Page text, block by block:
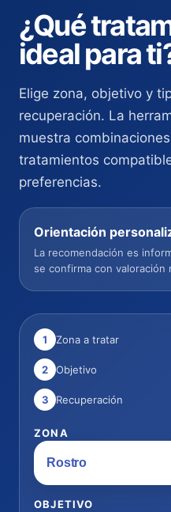
¿Qué
ideal para
Elige zona, objetivo y
recuperación. La
muestra
tratamientos
preferencias.
Orientación
La recomendación es
se confirma con valoración
1 Zona a tratar
2 Objetivo
3 Recuperación
ZONA
OBJETIVO